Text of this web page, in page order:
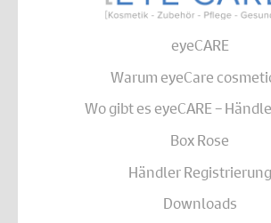
eyeCARE
Warum eyeCare
Wo gibt es eyeCARE –
Box Rose
Händler Registrierung
Downloads